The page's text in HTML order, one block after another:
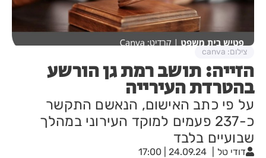
הזייה: תושב רמת גן הורשע
בהטרדת העירייה
על פי כתב האישום, הנאשם התקשר
כ-237 פעמים למוקד העירוני במהלך
שבועיים בלבד
דודי טל 24.09.24 | 17:00
צילום: canva